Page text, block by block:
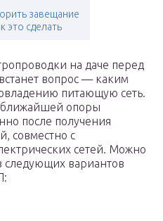
завещание
это сделать
на даче перед
вопрос — каким
питающую сеть.
ближайшей опоры
после получения
совместно с
сетей. Можно
следующих вариантов